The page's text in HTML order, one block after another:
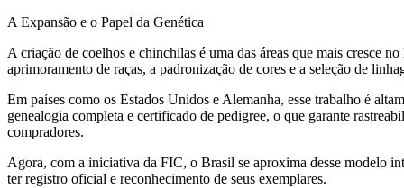
A Expansão e o Papel da Genética
A criação de coelhos e chinchilas é uma das áreas que mais cresce
aprimoramento de raças, a padronização de cores e a seleção de
Em países como os Estados Unidos e Alemanha, esse trabalho é
genealogia completa e certificado de pedigree, o que garante
compradores.
Agora, com a iniciativa da FIC, o Brasil se aproxima desse modelo
ter registro oficial e reconhecimento de seus exemplares.